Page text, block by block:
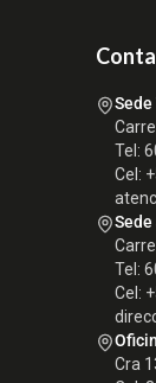
Sede
Tel:
Cel:
Tel:
Cel:
Cra